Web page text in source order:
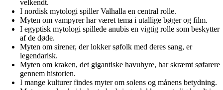
velkendt.
I nordisk mytologi spiller Valhalla en central rolle.
Myten om vampyrer har været tema i utallige bøger og film.
I egyptisk mytologi spillede anubis en vigtig rolle som beskytter
af de døde.
Myten om sirener, der lokker søfolk med deres sang, er
legendarisk.
Myten om kraken, det gigantiske havuhyre, har skræmt søfarere
gennem historien.
I mange kulturer findes myter om solens og månens betydning.